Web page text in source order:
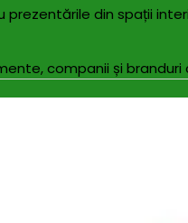
prezentările din spații
companii și
sa, fiecare
potrivi exact